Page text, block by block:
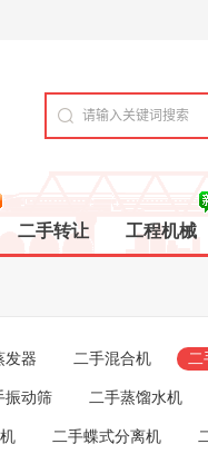
二手转让 工程机械
发器 二手混合机 二
振动筛 二手蒸馏水机
二手蝶式分离机